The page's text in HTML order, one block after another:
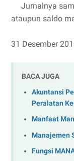
Jurnalnya
ataupun saldo
31 Desember
BACA JUGA
Akuntansi
Peralatan
Manfaat
Manajemen
Fungsi